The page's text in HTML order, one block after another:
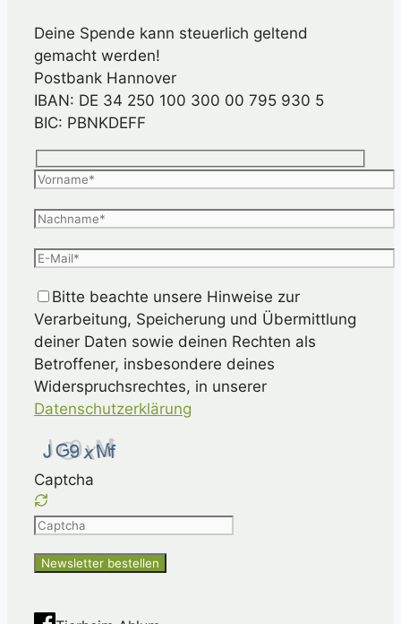
Deine Spende kann steuerlich geltend
gemacht werden!
Postbank Hannover
IBAN: DE 34 250 100 300 00 795 930 5
BIC: PBNKDEFF
Bitte beachte unsere Hinweise zur
Verarbeitung, Speicherung und Übermittlung
deiner Daten sowie deinen Rechten als
Betroffener, insbesondere deines
Widerspruchsrechtes, in unserer
Datenschutzerklärung
Captcha
Please
the
shown